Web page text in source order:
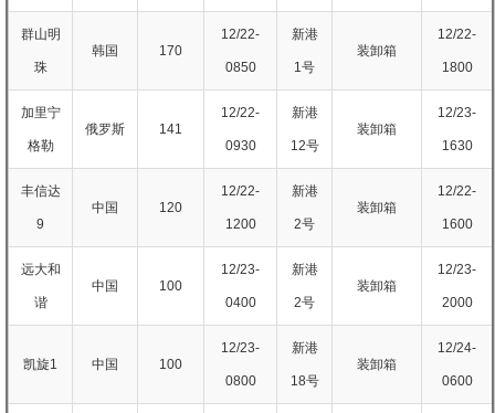
群山明
珠
韩国 170
12/22-
0850
新港
1号
装卸箱
12/22-
1800
加里宁
格勒
俄罗斯 141
12/22-
0930
新港
12号
装卸箱
12/23-
1630
丰信达
9
中国 120
12/22-
1200
新港
2号
装卸箱
12/22-
1600
远大和
谐
中国 100
12/23-
0400
新港
2号
装卸箱
12/23-
2000
凯旋1 中国 100
12/23-
0800
新港
18号
装卸箱
12/24-
0600